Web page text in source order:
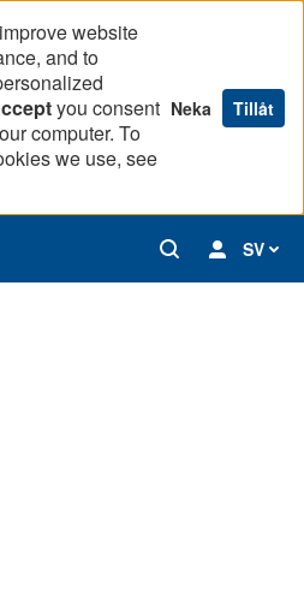
website
and to
you consent
computer. To
we use, see
Neka Tillåt
SV